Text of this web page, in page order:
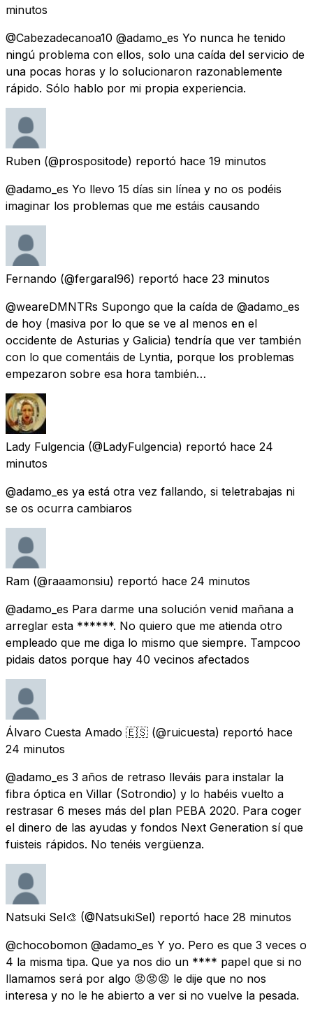
minutos
@Cabezadecanoa10 @adamo_es Yo nunca he tenido
ningú problema con ellos, solo una caída del servicio de
una pocas horas y lo solucionaron razonablemente
rápido. Sólo hablo por mi propia experiencia.
Ruben (@prospositode) reportó hace 19 minutos
@adamo_es Yo llevo 15 días sin línea y no os podéis
imaginar los problemas que me estáis causando
Fernando (@fergaral96) reportó hace 23 minutos
@weareDMNTRs Supongo que la caída de @adamo_es
de hoy (masiva por lo que se ve al menos en el
occidente de Asturias y Galicia) tendría que ver también
con lo que comentáis de Lyntia, porque los problemas
empezaron sobre esa hora también…
Lady Fulgencia (@LadyFulgencia) reportó hace 24
minutos
@adamo_es ya está otra vez fallando, si teletrabajas ni
se os ocurra cambiaros
Ram (@raaamonsiu) reportó hace 24 minutos
@adamo_es Para darme una solución venid mañana a
arreglar esta ******. No quiero que me atienda otro
empleado que me diga lo mismo que siempre. Tampcoo
pidais datos porque hay 40 vecinos afectados
Álvaro Cuesta Amado 🇪🇸 (@ruicuesta) reportó hace
24 minutos
@adamo_es 3 años de retraso lleváis para instalar la
fibra óptica en Villar (Sotrondio) y lo habéis vuelto a
restrasar 6 meses más del plan PEBA 2020. Para coger
el dinero de las ayudas y fondos Next Generation sí que
fuisteis rápidos. No tenéis vergüenza.
Natsuki Sel🎨 (@NatsukiSel) reportó hace 28 minutos
@chocobomon @adamo_es Y yo. Pero es que 3 veces o
4 la misma tipa. Que ya nos dio un **** papel que si no
llamamos será por algo 😡😡😡 le dije que no nos
interesa y no le he abierto a ver si no vuelve la pesada.